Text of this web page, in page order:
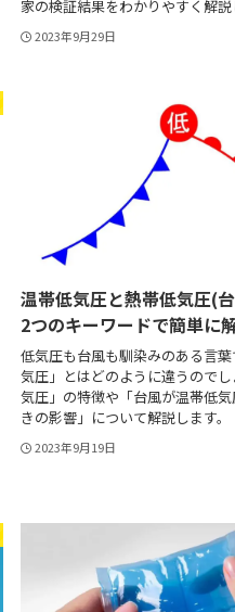
家の検証結果をわかりやすく解説
2023年9月29日
温帯低気圧と熱帯低気圧(
2つのキーワードで簡単に
低気圧も台風も馴染みのある言
気圧」とはどのように違うので
気圧」の特徴や「台風が温帯低
きの影響」について解説します。
2023年9月19日